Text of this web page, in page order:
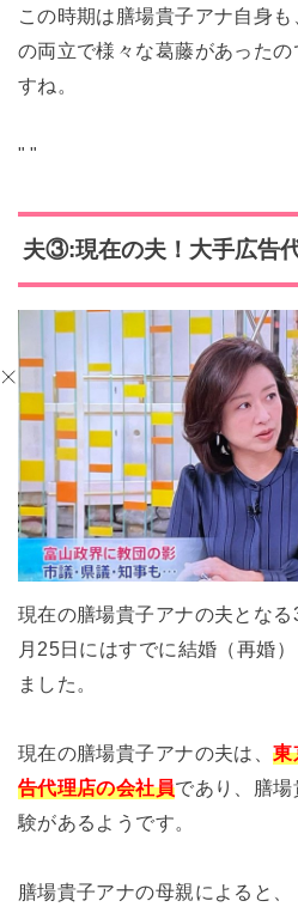
この時期は膳場貴子アナ自身
の両立で様々な葛藤があった
すね。
" "
夫③:現在の夫！大手広告
現在の膳場貴子アナの夫とな
月25日にはすでに結婚（再婚
ました。
現在の膳場貴子アナの夫は、東
告代理店の会社員であり、膳
験があるようです。
膳場貴子アナの母親によると、